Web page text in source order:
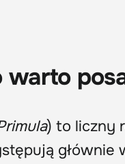
warto
) to liczny
głównie